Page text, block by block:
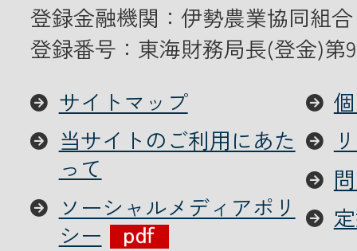
登録金融機関：伊勢農業協同組合
登録番号：東海財務局長(登金)第
サイトマップ
当サイトのご利用にあた
って
ソーシャルメディアポリ
シー